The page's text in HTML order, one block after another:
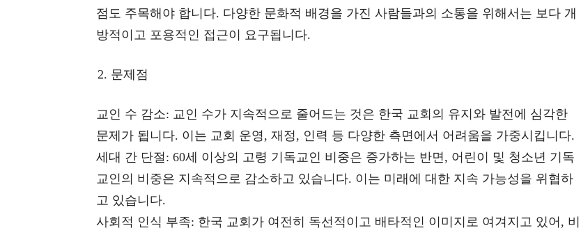
점도 주목해야 합니다. 다양한 문화적 배경을 가진 사람들과의 소통을 위해서는 보다 개
방적이고 포용적인 접근이 요구됩니다.
문제점
교인 수 감소: 교인 수가 지속적으로 줄어드는 것은 한국 교회의 유지와 발전에 심각한
문제가 됩니다. 이는 교회 운영, 재정, 인력 등 다양한 측면에서 어려움을 가중시킵니다.
세대 간 단절: 60세 이상의 고령 기독교인 비중은 증가하는 반면, 어린이 및 청소년 기독
교인의 비중은 지속적으로 감소하고 있습니다. 이는 미래에 대한 지속 가능성을 위협하
고 있습니다.
사회적 인식 부족: 한국 교회가 여전히 독선적이고 배타적인 이미지로 여겨지고 있어, 비